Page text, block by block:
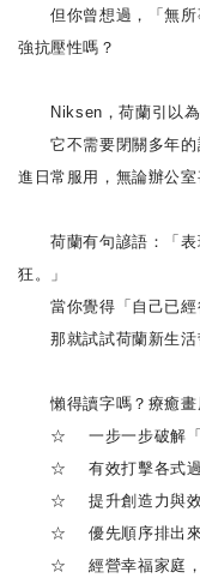
但你曾想過，「無所
強抗壓性嗎？
Niksen，荷蘭引以為
它不需要閉關多年的
進日常服用，無論辦公
荷蘭有句諺語：「表
狂。」
當你覺得「自己已經
那就試試荷蘭新生活
懶得讀字嗎？療癒畫
☆ 一步一步破解「我
☆ 有效打擊各式過
☆ 提升創造力與效
☆ 優先順序排出來，
☆ 經營幸福家庭，